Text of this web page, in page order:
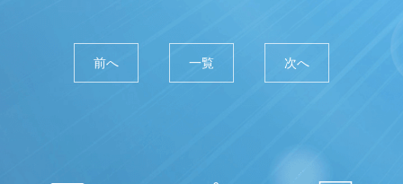
前へ 一覧 次へ